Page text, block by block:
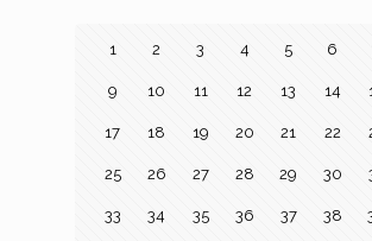
1 2 3 4 5 6
9 10 11 12 13 14
17 18 19 20 21 22
25 26 27 28 29 30
33 34 35 36 37 38